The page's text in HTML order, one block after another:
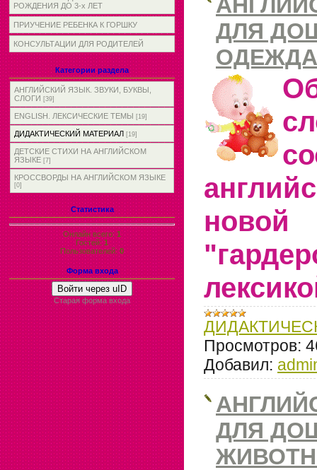
РОЖДЕНИЯ ДО 3-х ЛЕТ
ПРИУЧЕНИЕ РЕБЕНКА К ГОРШКУ
КОНСУЛЬТАЦИИ ДЛЯ РОДИТЕЛЕЙ
Категории раздела
АНГЛИЙСКИЙ ЯЗЫК. ЗВУКИ, БУКВЫ,
СЛОГИ [39]
ENGLISH. ЛЕКСИЧЕСКИЕ ТЕМЫ [19]
ДИДАКТИЧЕСКИЙ МАТЕРИАЛ [19]
ДЕТСКИЕ СТИХИ НА АНГЛИЙСКОМ
ЯЗЫКЕ [7]
КРОССВОРДЫ НА АНГЛИЙСКОМ ЯЗЫКЕ
[0]
Статистика
Онлайн всего:1
Гостей:1
Пользователей:0
Форма входа
Войти через uID
Старая форма входа
ДЛЯ
ОДЕЖДА
новой
Просмотров:
Добавил:
ДЛЯ